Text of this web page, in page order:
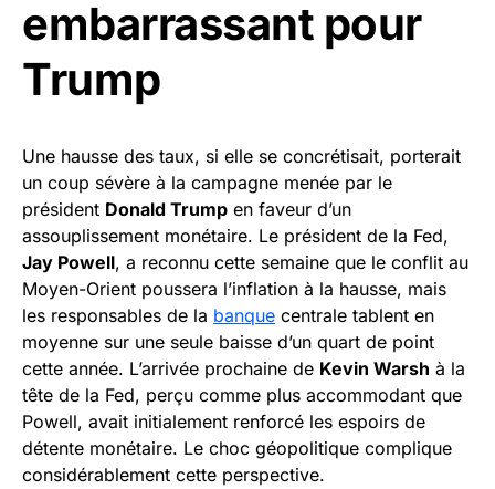
embarrassant pour
Trump
Une hausse des taux, si elle se concrétisait, porterait
un coup sévère à la campagne menée par le
président Donald Trump en faveur d’un
assouplissement monétaire. Le président de la Fed,
Jay Powell, a reconnu cette semaine que le conflit au
Moyen-Orient poussera l’inflation à la hausse, mais
les responsables de la banque centrale tablent en
moyenne sur une seule baisse d’un quart de point
cette année. L’arrivée prochaine de Kevin Warsh à la
tête de la Fed, perçu comme plus accommodant que
Powell, avait initialement renforcé les espoirs de
détente monétaire. Le choc géopolitique complique
considérablement cette perspective.